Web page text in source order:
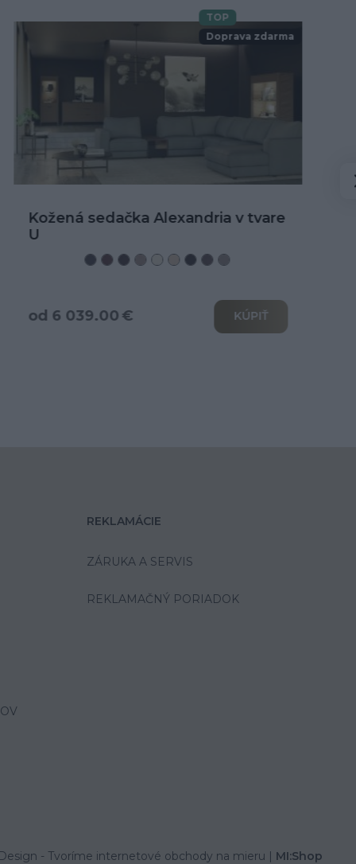
TOP
Novinka
Kožená rohová sedačka Alexandria
od 3 466.00 € KÚPIŤ
REKLAMÁCIE
ZÁRUKA A SERVIS
REKLAMAČNÝ PORIADOK
- Tvoríme internetové obchody na mieru | MI:Shop